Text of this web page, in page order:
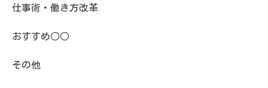
仕事術・働き方改革
おすすめ○○
その他